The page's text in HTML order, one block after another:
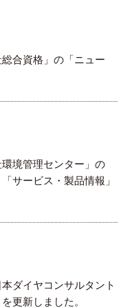
合資格」の「ニュー
境管理センター」の
サービス・製品情報」
ダイヤコンサルタント
更新しました。